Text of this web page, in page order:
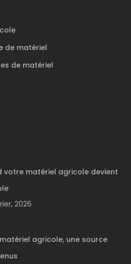
de matériel
de matériel
votre matériel agricole devient
2026
agricole, une source